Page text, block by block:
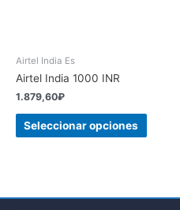
Airtel India Es
Airtel India 1000 INR
1.879,60₽
Seleccionar opciones